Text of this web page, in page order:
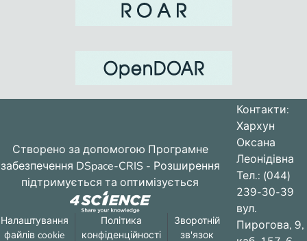
Створено за допомогою Програмне
забезпечення DSpace-CRIS - Розширення
підтримується та оптимізується
Налаштування
файлів cookie
Політика
конфіденційності
Зворотній
зв'язок
Контакти:
Хархун
Оксана
Леонідівна
Тел.: (044)
239-30-39
вул.
Пирогова, 9,